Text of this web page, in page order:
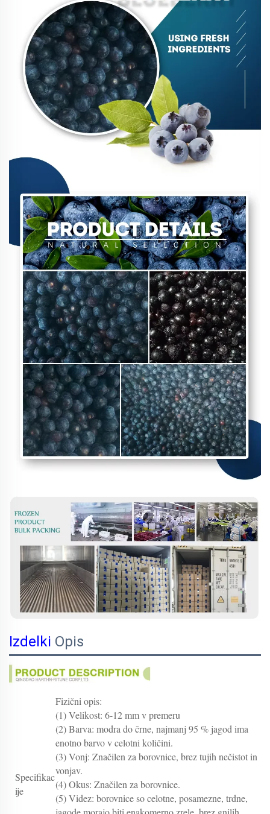
Izdelki Opis
Specifikac
ije
Fizični opis:
(1) Velikost: 6-12 mm v premeru
(2) Barva: modra do črne, najmanj 95 % jagod ima
enotno barvo v celotni količini.
(3) Vonj: Značilen za borovnice, brez tujih nečistot in
vonjav.
(4) Okus: Značilen za borovnice.
(5) Videz: borovnice so celotne, posamezne, trdne,